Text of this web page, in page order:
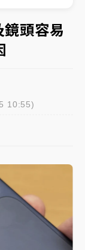
今晚、明天影
格維持不變
龍捲風 榕樹
今晚、明天影
頭容易
10:55)